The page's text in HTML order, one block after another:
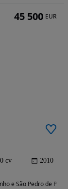
cv 2010
e São Pedro de
45 500 EUR